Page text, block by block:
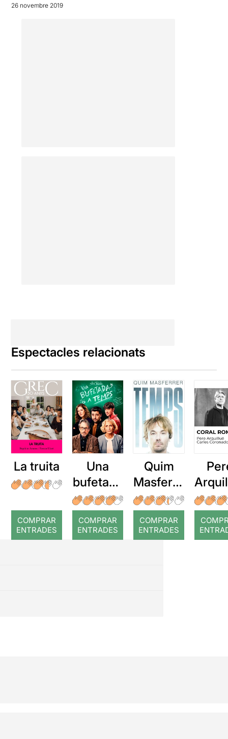
26 novembre 2019
Espectacles relacionats
La truita
COMPRAR
ENTRADES
Una
bufetada
a temps
COMPRAR
ENTRADES
Quim
Masferre
r: Temps
COMPRAR
ENTRADES
: